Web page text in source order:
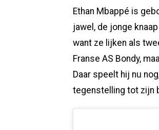
Ethan Mbappé is
jawel, de jonge
want ze lijken als
Franse AS Bondy,
Daar speelt hij nu
tegenstelling tot zijn